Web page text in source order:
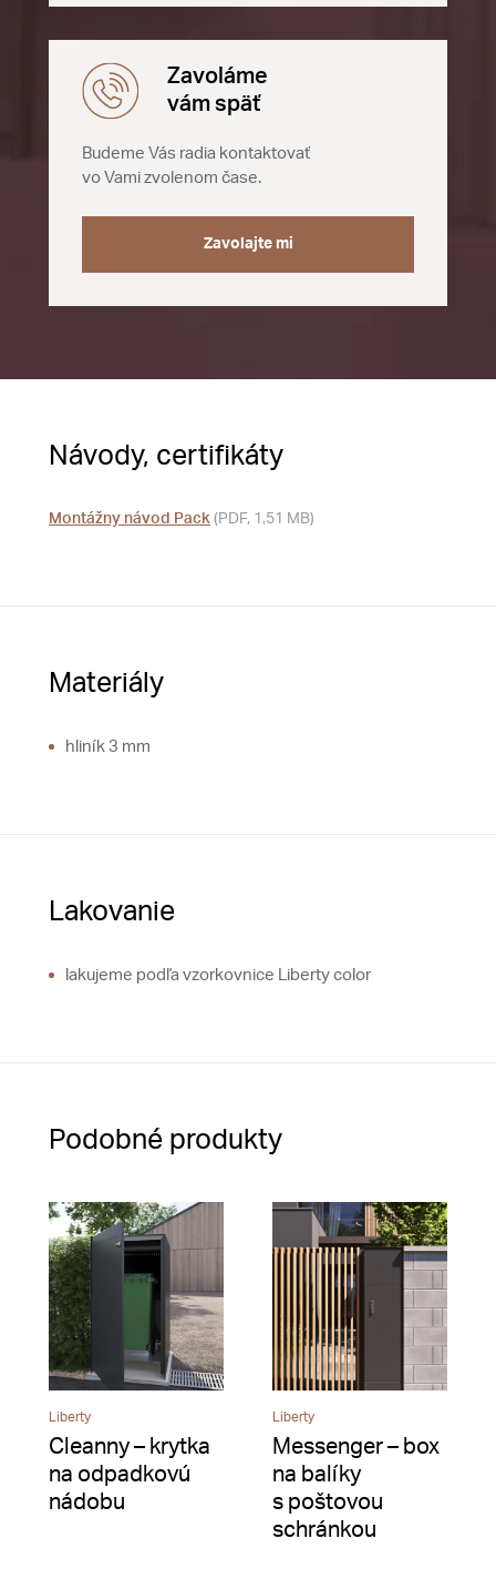
Zavoláme
vám späť
Budeme Vás radia kontaktovať
vo Vami zvolenom čase.
Zavolajte mi
Návody, certifikáty
Montážny návod Pack (PDF, 1,51 MB)
Materiály
hliník 3 mm
Lakovanie
lakujeme podľa vzorkovnice Liberty color
Podobné produkty
Liberty
Cleanny – krytka
na odpadkovú
nádobu
Liberty
Messenger – box
na balíky
s poštovou
schránkou